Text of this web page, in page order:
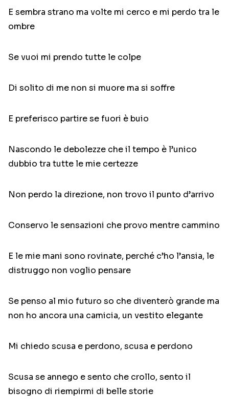
E sembra strano ma volte mi cerco e mi perdo tra le
ombre
Se vuoi mi prendo tutte le colpe
Di solito di me non si muore ma si soffre
E preferisco partire se fuori è buio
Nascondo le debolezze che il tempo è l’unico
dubbio tra tutte le mie certezze
Non perdo la direzione, non trovo il punto d’arrivo
Conservo le sensazioni che provo mentre cammino
E le mie mani sono rovinate, perché c’ho l’ansia, le
distruggo non voglio pensare
Se penso al mio futuro so che diventerò grande ma
non ho ancora una camicia, un vestito elegante
Mi chiedo scusa e perdono, scusa e perdono
Scusa se annego e sento che crollo, sento il
bisogno di riempirmi di belle storie